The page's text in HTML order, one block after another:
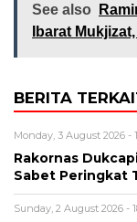
See also
Ibarat
BERITA
Monday, 3 August 2026 -
Rakornas
Sabet Peringkat
Sunday, 2 August 2026 -